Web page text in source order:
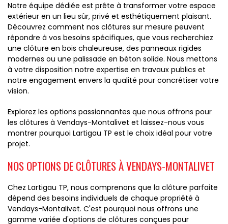
Notre équipe dédiée est prête à transformer votre espace
extérieur en un lieu sûr, privé et esthétiquement plaisant.
Découvrez comment nos clôtures sur mesure peuvent
répondre à vos besoins spécifiques, que vous recherchiez
une clôture en bois chaleureuse, des panneaux rigides
modernes ou une palissade en béton solide. Nous mettons
à votre disposition notre expertise en travaux publics et
notre engagement envers la qualité pour concrétiser votre
vision.
Explorez les options passionnantes que nous offrons pour
les clôtures à Vendays-Montalivet et laissez-nous vous
montrer pourquoi Lartigau TP est le choix idéal pour votre
projet.
NOS OPTIONS DE CLÔTURES À VENDAYS-MONTALIVET
Chez Lartigau TP, nous comprenons que la clôture parfaite
dépend des besoins individuels de chaque propriété à
Vendays-Montalivet. C'est pourquoi nous offrons une
gamme variée d'options de clôtures conçues pour